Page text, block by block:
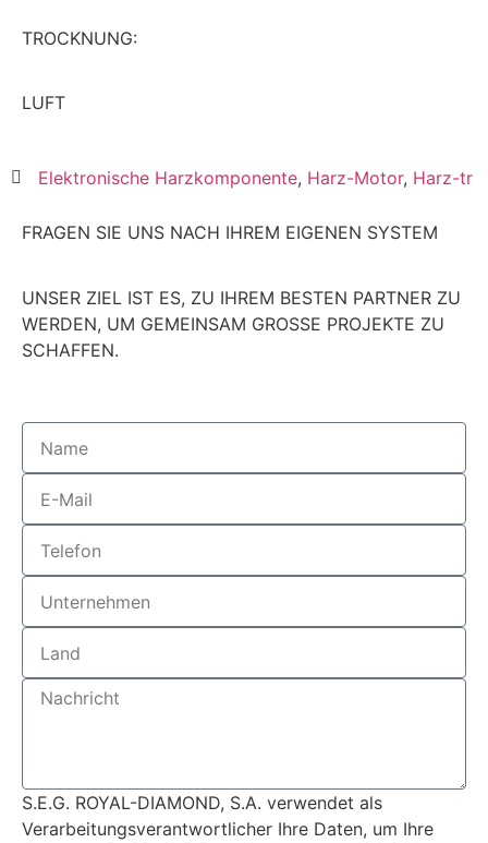
TROCKNUNG:
LUFT
Elektronische Harzkomponente, Harz-Motor, Harz-tr
FRAGEN SIE UNS NACH IHREM EIGENEN SYSTEM
UNSER ZIEL IST ES, ZU IHREM BESTEN PARTNER ZU
WERDEN, UM GEMEINSAM GROSSE PROJEKTE ZU
SCHAFFEN.
S.E.G. ROYAL-DIAMOND, S.A. verwendet als
Verarbeitungsverantwortlicher Ihre Daten, um Ihre